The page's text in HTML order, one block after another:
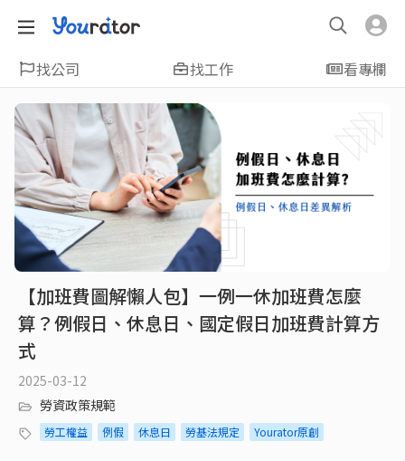
找公司 找工作 看專欄
【加班費圖解懶人包】一例一休加班費怎麼
算？例假日、休息日、國定假日加班費計算方
式
2025-03-12
勞資政策規範
勞工權益 例假 休息日 勞基法規定 Yourator原創